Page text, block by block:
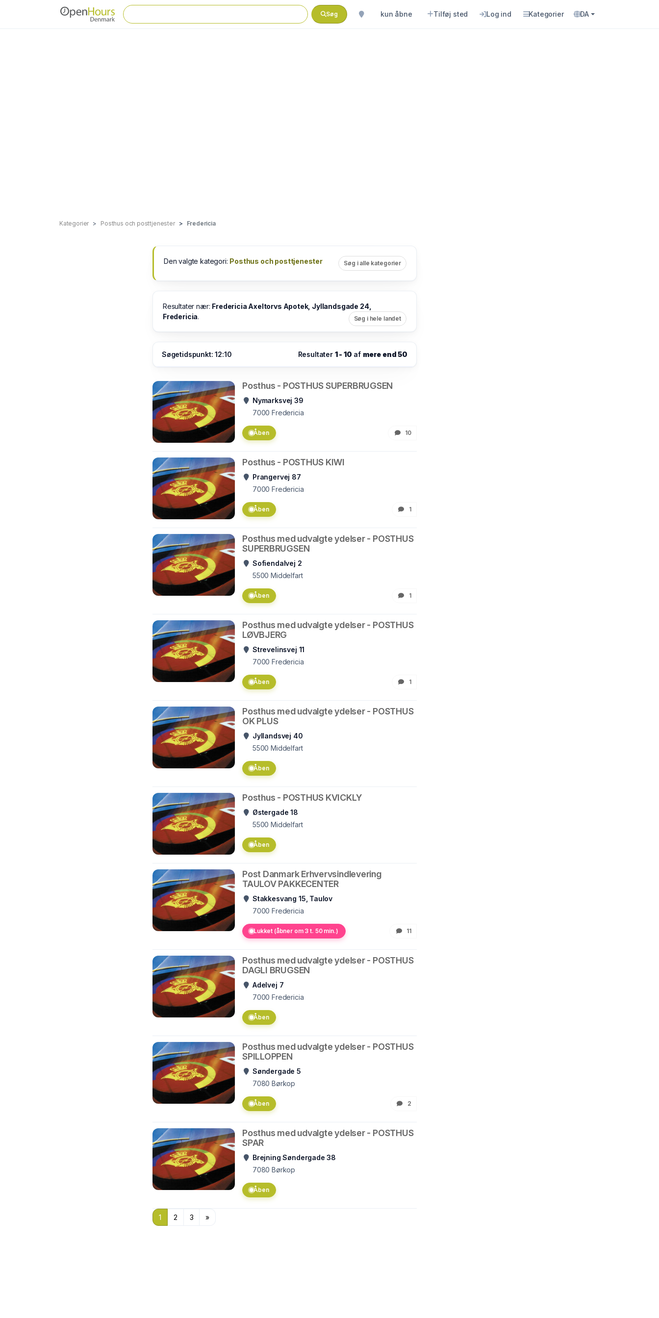
Søg kun åbne Tilføj sted Log ind Kategorier DA
Kategorier Posthus och posttjenester Fredericia
Den valgte kategori: Posthus och posttjenester Søg i alle kategorier
Resultater nær: Fredericia Axeltorvs Apotek, Jyllandsgade 24,
Fredericia. Søg i hele landet
Søgetidspunkt: 12:10 Resultater 1 - 10 af mere end 50
Posthus - POSTHUS SUPERBRUGSEN
Nymarksvej 39
7000 Fredericia
Åben 10
Posthus - POSTHUS KIWI
Prangervej 87
7000 Fredericia
Åben 1
Posthus med udvalgte ydelser - POSTHUS
SUPERBRUGSEN
Sofiendalvej 2
5500 Middelfart
Åben 1
Posthus med udvalgte ydelser - POSTHUS
LØVBJERG
Strevelinsvej 11
7000 Fredericia
Åben 1
Posthus med udvalgte ydelser - POSTHUS
OK PLUS
Jyllandsvej 40
5500 Middelfart
Åben
Posthus - POSTHUS KVICKLY
Østergade 18
5500 Middelfart
Åben
Post Danmark Erhvervsindlevering
TAULOV PAKKECENTER
Stakkesvang 15, Taulov
7000 Fredericia
Lukket (åbner om 3 t. 50 min.) 11
Posthus med udvalgte ydelser - POSTHUS
DAGLI BRUGSEN
Adelvej 7
7000 Fredericia
Åben
Posthus med udvalgte ydelser - POSTHUS
SPILLOPPEN
Søndergade 5
7080 Børkop
Åben 2
Posthus med udvalgte ydelser - POSTHUS
SPAR
Brejning Søndergade 38
7080 Børkop
Åben
1 2 3 »